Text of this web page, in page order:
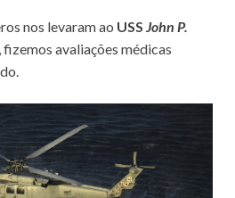
nos levaram ao USS John P.
fizemos avaliações médicas